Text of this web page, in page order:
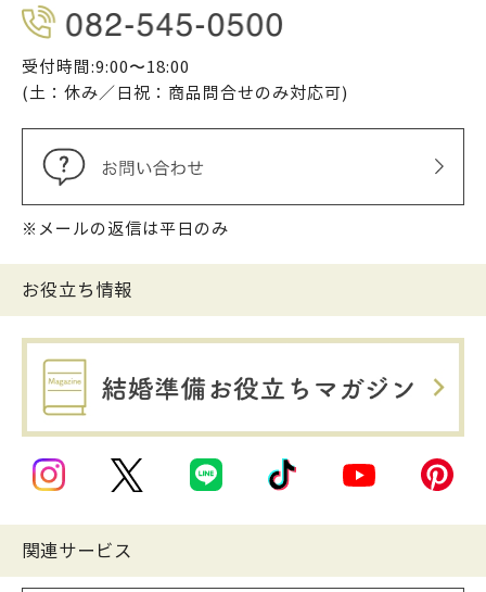
受付時間:9:00〜18:00
(土：休み／日祝：商品問合せのみ対応可)
※メールの返信は平日のみ
お役立ち情報
関連サービス